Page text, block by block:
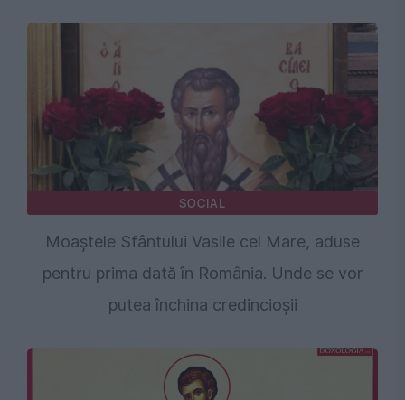
SOCIAL
Moaștele Sfântului Vasile cel Mare, aduse
pentru prima dată în România. Unde se vor
putea închina credincioșii